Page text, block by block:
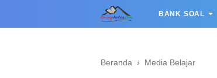
BANK SOAL
Beranda › Media Belajar